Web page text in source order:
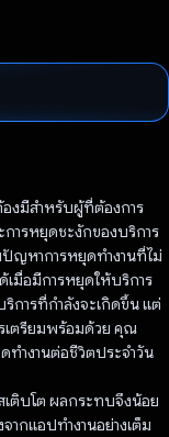
งมีสำหรับผู้ที่ต้องการ
ารหยุดชะงักของบริการ
ญหาการหยุดทำงานที่ไม่
เมื่อมีการหยุดให้บริการ
การที่กําลังจะเกิดขึ้น แต่
เตรียมพร้อมด้วย คุณ
ทำงานต่อชีวิตประจำวัน
เติบโต ผลกระทบจึงน้อย
ากแอปทำงานอย่างเต็ม